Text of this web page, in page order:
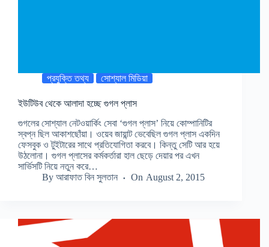
প্রযুক্তি তথ্য সোশ্যাল মিডিয়া
ইউটিউব থেকে আলাদা হচ্ছে গুগল প্লাস
গুগলের সোশ্যাল নেটওয়ার্কিং সেবা ‘গুগল প্লাস’ নিয়ে কোম্পানিটির
স্বপ্ন ছিল আকাশছোঁয়া। ওয়েব জায়ান্ট ভেবেছিল গুগল প্লাস একদিন
ফেসবুক ও টুইটারের সাথে প্রতিযোগিতা করবে। কিন্তু সেটি আর হয়ে
উঠলোনা। গুগল প্লাসের কর্মকর্তারা হাল ছেড়ে দেয়ার পর এখন
সার্ভিসটি নিয়ে নতুন করে…
By আরাফাত বিন সুলতান On August 2, 2015